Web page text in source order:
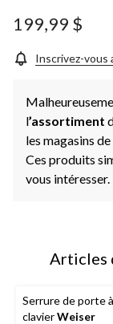
199,99 $
Inscrivez-vous
l’assortiment
les magasins
Ces produits
vous intéresser.
Articles
Serrure de porte à
clavierWeiser